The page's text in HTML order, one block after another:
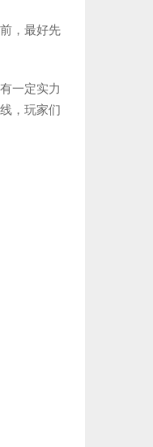
，最好先
一定实力
，玩家们